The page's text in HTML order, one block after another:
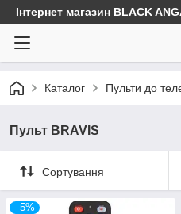
Інтернет магазин BLACK
Каталог Пульти до
Пульт BRAVIS
Сортування
–5%